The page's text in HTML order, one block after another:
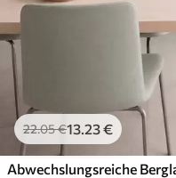
22.05€13.23€
Abwechslungsreiche